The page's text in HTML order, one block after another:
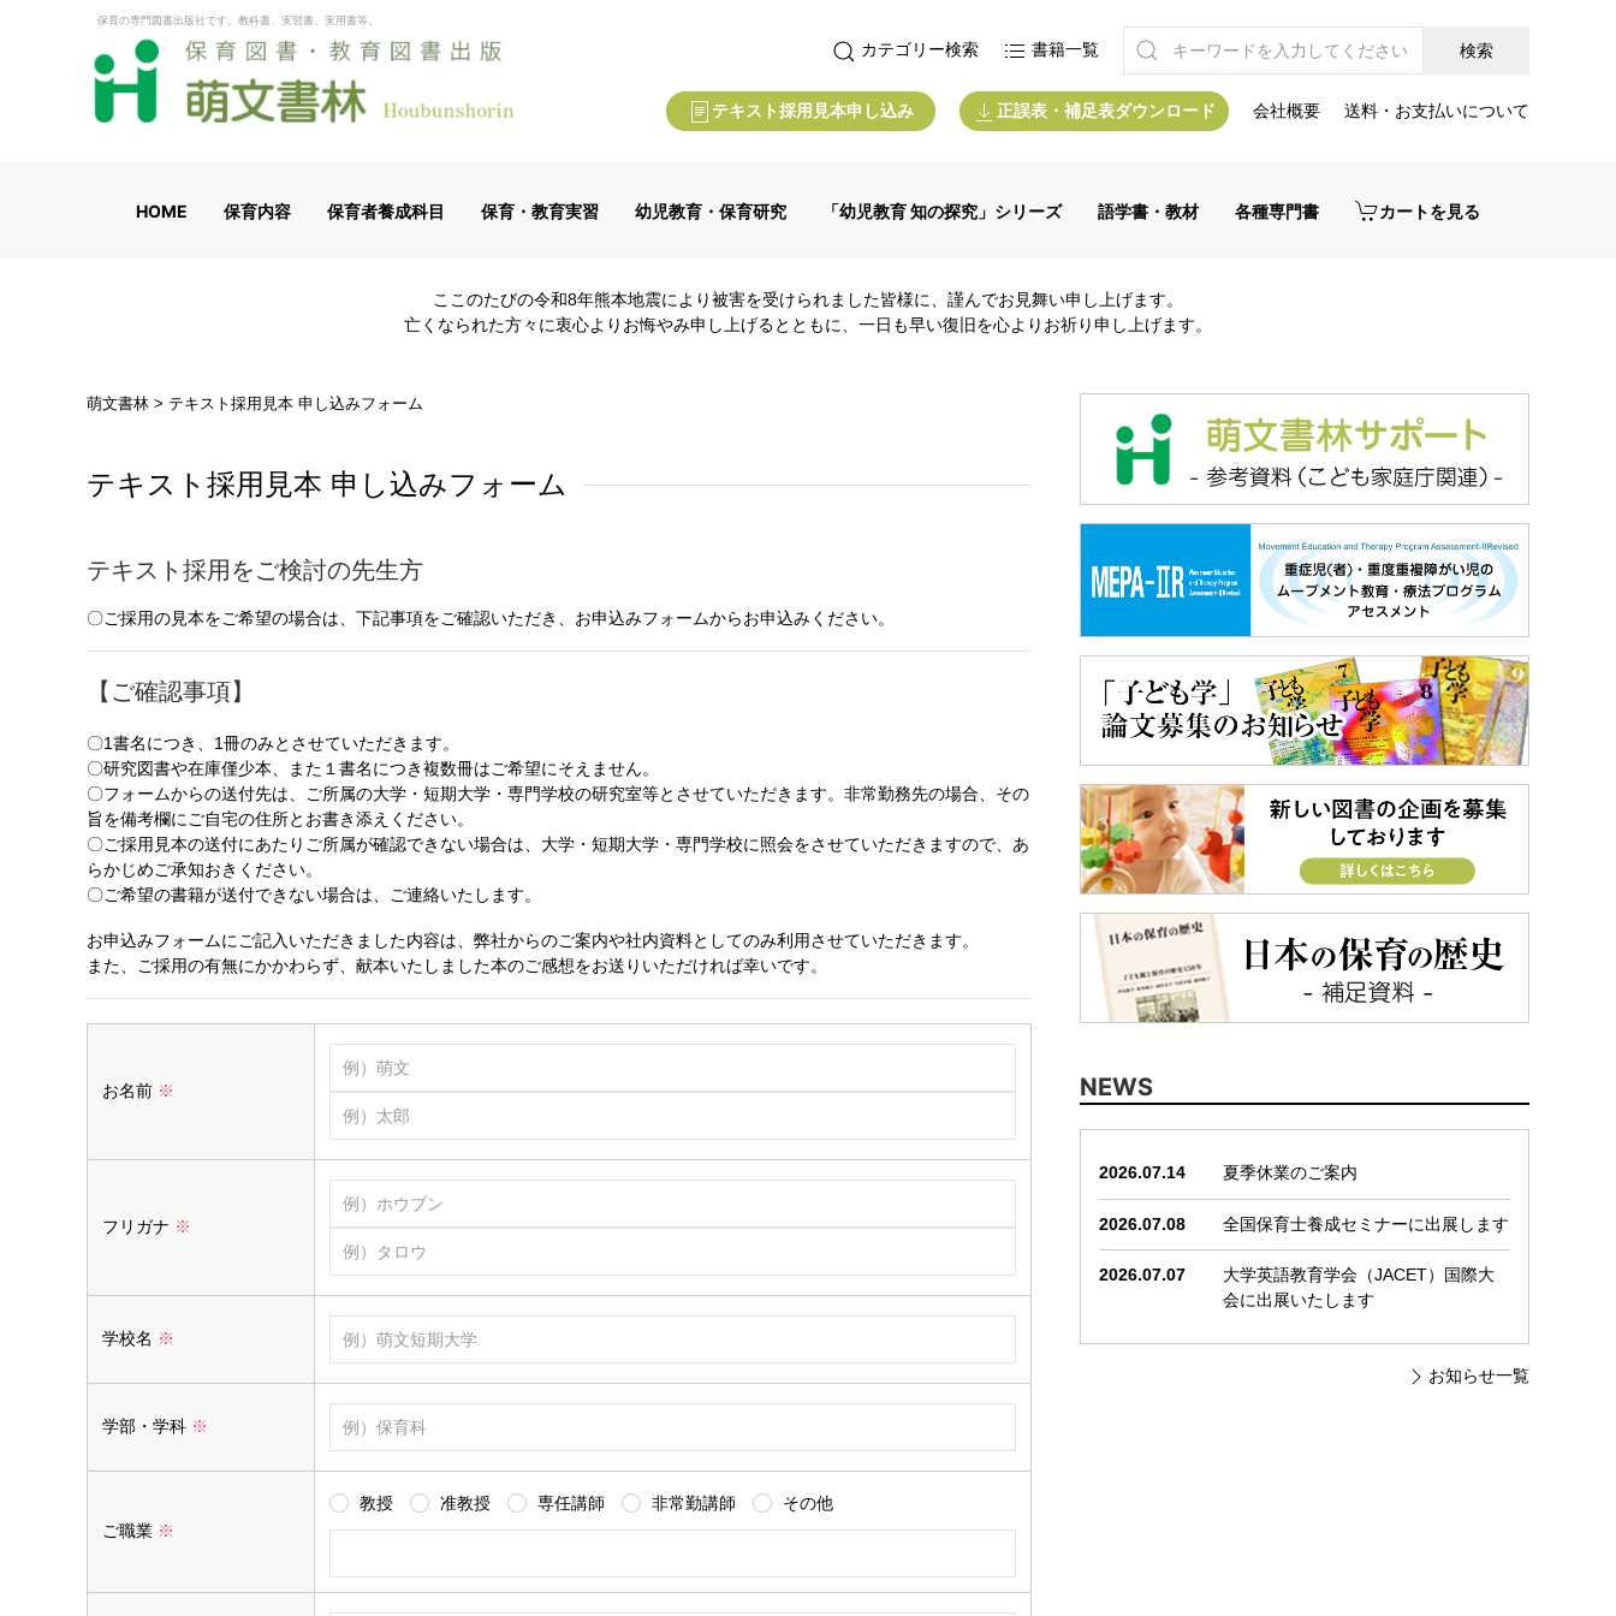
保育の専門図書出版社です。教科書、実習書、実用書等。
カテゴリー検索 書籍一覧
テキスト採用見本申し込み 正誤表・補足表ダウンロード 会社概要 送料・お支払いについて
HOME 保育内容 保育者養成科目 保育・教育実習 幼児教育・保育研究 「幼児教育 知の探究」シリーズ 語学書・教材 各種専門書 カートを見る
ここのたびの令和8年熊本地震により被害を受けられました皆様に、謹んでお見舞い申し上げます。
亡くなられた方々に衷心よりお悔やみ申し上げるとともに、一日も早い復旧を心よりお祈り申し上げます。
萌文書林 > テキスト採用見本 申し込みフォーム
テキスト採用見本 申し込みフォーム
テキスト採用をご検討の先生方
〇ご採用の見本をご希望の場合は、下記事項をご確認いただき、お申込みフォームからお申込みください。
【ご確認事項】
〇1書名につき、1冊のみとさせていただきます。
〇研究図書や在庫僅少本、また１書名につき複数冊はご希望にそえません。
〇フォームからの送付先は、ご所属の大学・短期大学・専門学校の研究室等とさせていただきます。非常勤務先の場合、その
旨を備考欄にご自宅の住所とお書き添えください。
〇ご採用見本の送付にあたりご所属が確認できない場合は、大学・短期大学・専門学校に照会をさせていただきますので、あ
らかじめご承知おきください。
〇ご希望の書籍が送付できない場合は、ご連絡いたします。
お申込みフォームにご記入いただきました内容は、弊社からのご案内や社内資料としてのみ利用させていただきます。
また、ご採用の有無にかかわらず、献本いたしました本のご感想をお送りいただければ幸いです。
お名前 ※
フリガナ ※
学校名 ※
学部・学科 ※
ご職業 ※
教授 准教授 専任講師 非常勤講師 その他
NEWS
2026.07.14 夏季休業のご案内
2026.07.08 全国保育士養成セミナーに出展します
2026.07.07
大学英語教育学会（JACET）国際大
会に出展いたします
お知らせ一覧